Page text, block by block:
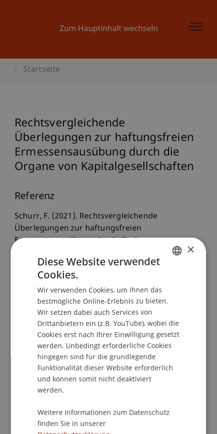
Zum Hauptinhalt wechseln
Startseite
Rechtsvergleichende
Überlegungen zur haftungsfreien
Ermessensausübung durch die
Organe von Kapitalgesellschaften
Referenz
Schurr, F. (2021). Rechtsvergleichende
Überlegungen zur haftungsfreien
Ermessensausübung durch die Organe von
Kapitalgesellschaften. In B. Paal, D. Poelzig & O.
Fehrenbacher (Eds.),Deutsches, Europäisches
und Vergleichendes Wirtschaftsrecht. Festschrift
für Werner F. Ebke zum 70. Geburtstag. München:
C.H. Beck.
Publikationsart
Beitrag in Sammelband
Univ.-Prof. Dr. Francesco A. Schurr
×
Diese Website verwendet
Cookies.
Wir verwenden Cookies, um Ihnen das
bestmögliche Online-Erlebnis zu bieten.
Wir setzen dabei auch Services von
Drittanbietern ein (z.B. YouTube), wobei die
Cookies erst nach Ihrer Einwilligung gesetzt
werden. Unbedingt erforderliche Cookies
hingegen sind für die grundlegende
Funktionalität dieser Website erforderlich
und können somit nicht deaktiviert
werden.
Weitere Informationen zum Datenschutz
finden Sie in unserer